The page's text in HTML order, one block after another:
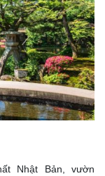
Nhật Bản, vườn